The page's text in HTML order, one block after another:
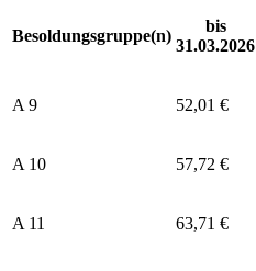
Besoldungsgruppe(n)
bis
31.03.2026
A 9 52,01 €
A 10 57,72 €
A 11 63,71 €